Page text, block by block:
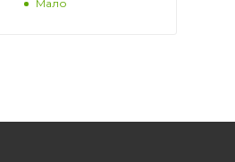
Мало